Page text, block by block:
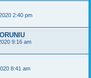
2:40 pm
9:16 am
8:41 am